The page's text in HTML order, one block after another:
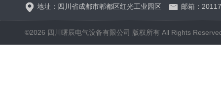
地址：四川省成都市郫都区红光工业园区 邮箱：
©2026 四川曙辰电气设备有限公司 版权所有 All Rights